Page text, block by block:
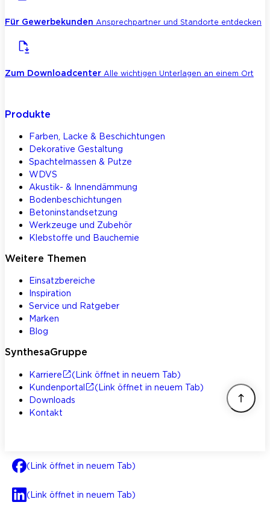
Für Gewerbekunden Ansprechpartner und Standorte entdecken
Zum Downloadcenter Alle wichtigen Unterlagen an einem Ort
Produkte
Farben, Lacke & Beschichtungen
Dekorative Gestaltung
Spachtelmassen & Putze
WDVS
Akustik- & Innendämmung
Bodenbeschichtungen
Betoninstandsetzung
Werkzeuge und Zubehör
Klebstoffe und Bauchemie
Weitere Themen
Einsatzbereiche
Inspiration
Service und Ratgeber
Marken
Blog
SynthesaGruppe
Karriere
(Link öffnet in neuem Tab)
Kundenportal
(Link öffnet in neuem Tab)
Downloads
Kontakt
(Link öffnet in neuem Tab)
(Link öffnet in neuem Tab)